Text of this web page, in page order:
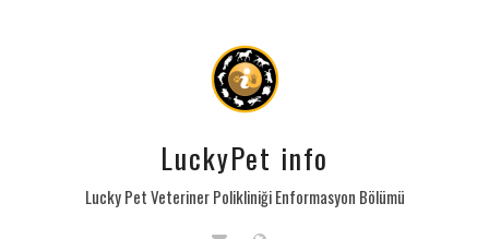
LuckyPet info
Lucky Pet Veteriner Polikliniği Enformasyon Bölümü